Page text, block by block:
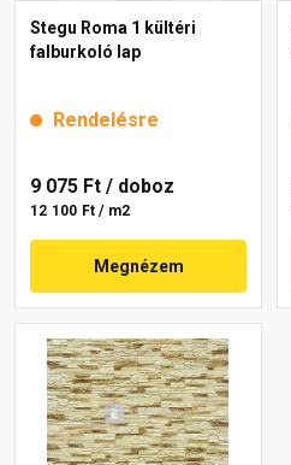
Stegu Roma 1 kültéri
falburkoló lap
Rendelésre
9 075 Ft / doboz
12 100 Ft / m2
Megnézem